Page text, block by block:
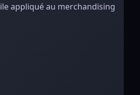
appliqué au merchandising